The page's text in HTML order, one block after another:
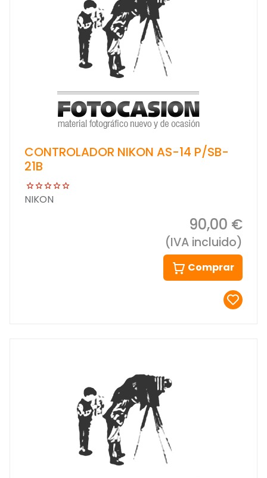
CONTROLADOR NIKON AS-14 P/SB-
21B
NIKON
90,00 €
(IVA incluido)
Comprar